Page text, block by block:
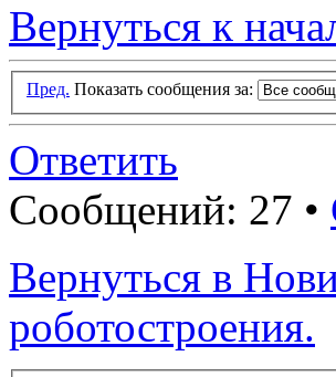
Вернуться к
Пред. Показать сообщения за:
Ответить
Сообщений: 27 •
Вернуться в
роботостроения.